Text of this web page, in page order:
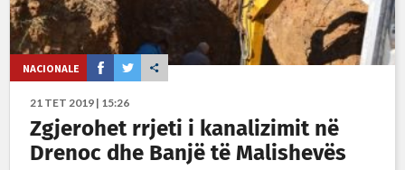
NACIONALE
21 TET 2019 | 15:26
Zgjerohet rrjeti i kanalizimit në
Drenoc dhe Banjë të Malishevës